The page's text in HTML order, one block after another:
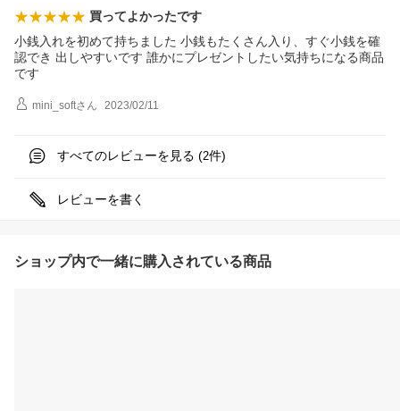
買ってよかったです
小銭入れを初めて持ちました 小銭もたくさん入り、すぐ小銭を確
認でき 出しやすいです 誰かにプレゼントしたい気持ちになる商品
です
mini_softさん 2023/02/11
すべてのレビューを見る (2件)
レビューを書く
ショップ内で一緒に購入されている商品